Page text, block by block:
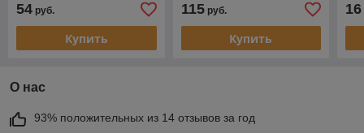
ящика и выемками для
бура
54 руб.
Купить
115руб.
Купить
16
О нас
93% положительных из 14 отзывов за год